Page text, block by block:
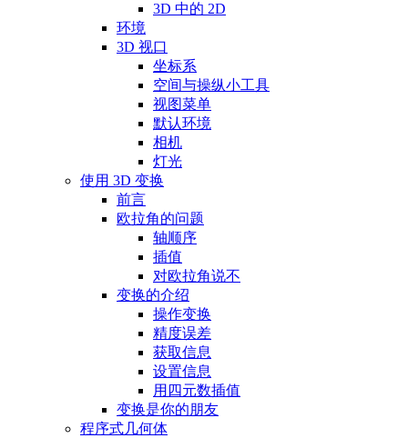
3D 中的 2D
环境
3D 视口
坐标系
空间与操纵小工具
视图菜单
默认环境
相机
灯光
使用 3D 变换
前言
欧拉角的问题
轴顺序
插值
对欧拉角说不
变换的介绍
操作变换
精度误差
获取信息
设置信息
用四元数插值
变换是你的朋友
程序式几何体